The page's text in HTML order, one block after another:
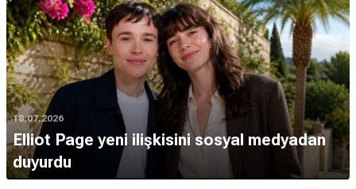
18.07.2026
Elliot Page yeni ilişkisini sosyal medyadan
duyurdu